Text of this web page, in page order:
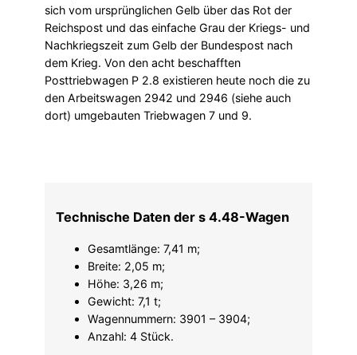
sich vom ursprünglichen Gelb über das Rot der
Reichspost und das einfache Grau der Kriegs- und
Nachkriegszeit zum Gelb der Bundespost nach
dem Krieg. Von den acht beschafften
Posttriebwagen P 2.8 existieren heute noch die zu
den Arbeitswagen 2942 und 2946 (siehe auch
dort) umgebauten Triebwagen 7 und 9.
Technische Daten der s 4.48-Wagen
Gesamtlänge: 7,41 m;
Breite: 2,05 m;
Höhe: 3,26 m;
Gewicht: 7,1 t;
​Wagennummern: 3901 – 3904;
Anzahl: 4 Stück.